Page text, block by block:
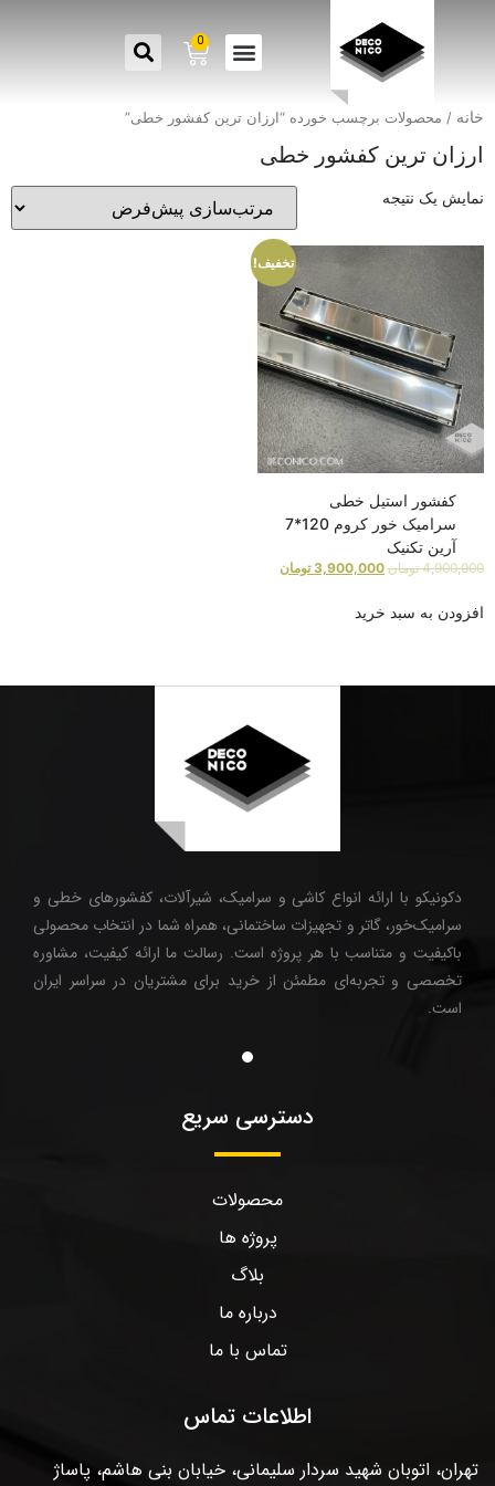
0
خانه / محصولات برچسب خورده “ارزان ترین کفشور خطی”
ارزان ترین کفشور خطی
نمایش یک نتیجه
تخفیف!
کفشور استیل خطی
سرامیک خور کروم 120*7
آرین تکنیک
4,900,000 تومان 3,900,000 تومان
افزودن به سبد خرید
دکونیکو با ارائه انواع کاشی و سرامیک، شیرآلات، کفشورهای خطی و
سرامیک‌خور، گاتر و تجهیزات ساختمانی، همراه شما در انتخاب محصولی
باکیفیت و متناسب با هر پروژه است. رسالت ما ارائه کیفیت، مشاوره
تخصصی و تجربه‌ای مطمئن از خرید برای مشتریان در سراسر ایران
است.
دسترسی سریع
محصولات
پروژه ها
بلاگ
درباره ما
تماس با ما
اطلاعات تماس
تهران، اتوبان شهید سردار سلیمانی، خیابان بنی هاشم، پاساژ